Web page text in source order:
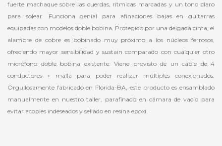
fuerte machaque sobre las cuerdas, rítmicas marcadas y un tono claro
para solear. Funciona genial para afinaciones bajas en guitarras
equipadas con modelos doble bobina. Protegido por una delgada cinta, el
alambre de cobre es bobinado muy próximo a los núcleos ferrosos,
ofreciendo mayor sensibilidad y sustain comparado con cualquier otro
micrófono doble bobina existente. Viene provisto de un cable de 4
conductores + malla para poder realizar múltiples conexionados.
Orgullosamente fabricado en Florida-BA, este producto es ensamblado
manualmente en nuestro taller, parafinado en cámara de vacío para
evitar acoples indeseados y sellado en resina epoxi.